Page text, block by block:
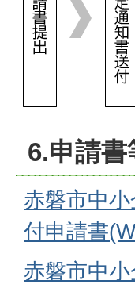
6.申請
赤磐市中
付申請書
赤磐市中